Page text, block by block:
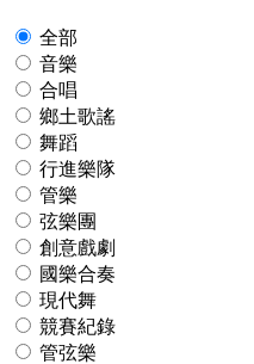
全部
音樂
合唱
鄉土歌謠
舞蹈
行進樂隊
管樂
弦樂團
創意戲劇
國樂合奏
現代舞
競賽紀錄
管弦樂